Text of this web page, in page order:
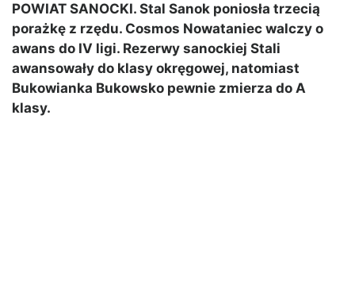
POWIAT SANOCKI. Stal Sanok poniosła trzecią
porażkę z rzędu. Cosmos Nowataniec walczy o
awans do IV ligi. Rezerwy sanockiej Stali
awansowały do klasy okręgowej, natomiast
Bukowianka Bukowsko pewnie zmierza do A
klasy.